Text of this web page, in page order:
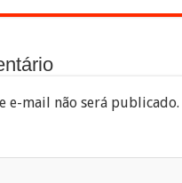
e-mail não será publicado.